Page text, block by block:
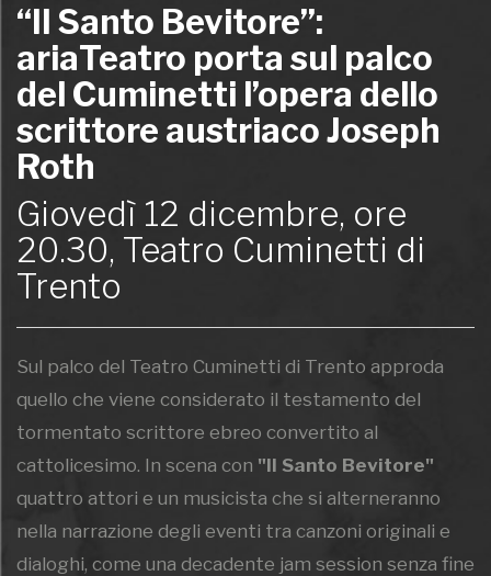
“Il Santo Bevitore”:
ariaTeatro porta sul palco
del Cuminetti l’opera dello
scrittore austriaco Joseph
Roth
Giovedì 12 dicembre, ore
20.30, Teatro Cuminetti di
Trento
Sul palco del Teatro Cuminetti di Trento approda
quello che viene considerato il testamento del
tormentato scrittore ebreo convertito al
cattolicesimo. In scena con "Il Santo Bevitore"
quattro attori e un musicista che si alterneranno
nella narrazione degli eventi tra canzoni originali e
dialoghi, come una decadente jam session senza fine